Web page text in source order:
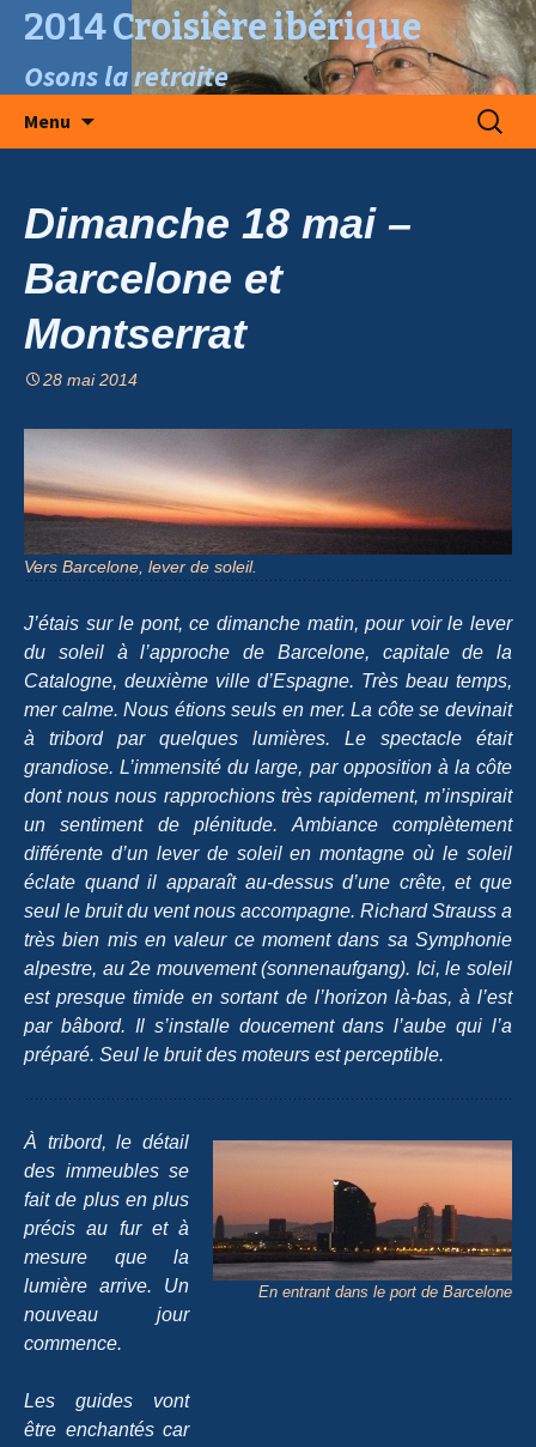
2014 Croisière ibérique
Osons la retraite
Menu
Dimanche 18 mai –
Barcelone et
Montserrat
28 mai 2014
Vers Barcelone, lever de soleil.
J’étais sur le pont, ce dimanche matin, pour voir le lever
du soleil à l’approche de Barcelone, capitale de la
Catalogne, deuxième ville d’Espagne. Très beau temps,
mer calme. Nous étions seuls en mer. La côte se devinait
à tribord par quelques lumières. Le spectacle était
grandiose. L’immensité du large, par opposition à la côte
dont nous nous rapprochions très rapidement, m’inspirait
un sentiment de plénitude. Ambiance complètement
différente d’un lever de soleil en montagne où le soleil
éclate quand il apparaît au-dessus d’une crête, et que
seul le bruit du vent nous accompagne. Richard Strauss a
très bien mis en valeur ce moment dans sa Symphonie
alpestre, au 2e mouvement (sonnenaufgang). Ici, le soleil
est presque timide en sortant de l’horizon là-bas, à l’est
par bâbord. Il s’installe doucement dans l’aube qui l’a
préparé. Seul le bruit des moteurs est perceptible.
En entrant dans le port de Barcelone
À tribord, le détail
des immeubles se
fait de plus en plus
précis au fur et à
mesure que la
lumière arrive. Un
nouveau jour
commence.
Les guides vont
être enchantés car